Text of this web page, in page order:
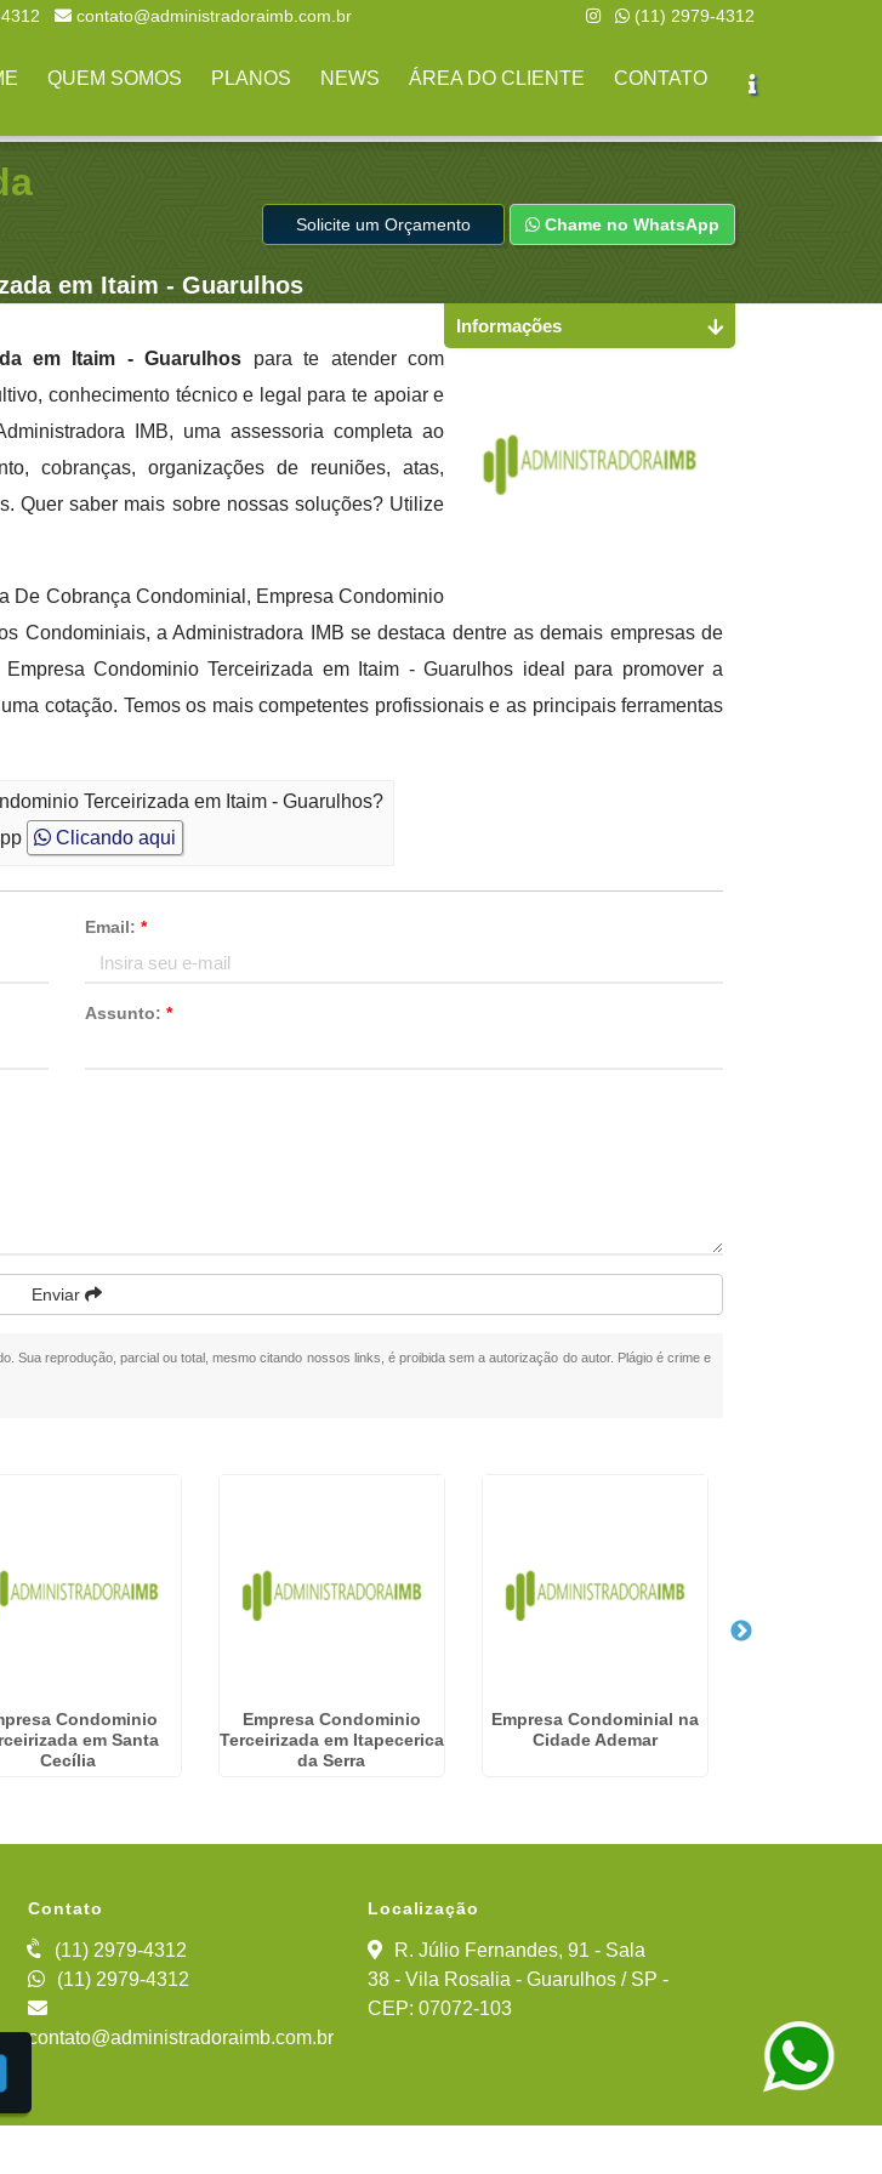
contato@administradoraimb.com.br (11) 2979-4312
QUEM SOMOS PLANOS NEWS ÁREA DO CLIENTE CONTATO
em Itaim - Guarulhos
Solicite um Orçamento Chame no WhatsApp
em Itaim - Guarulhos para te atender com
conhecimento técnico e legal para te apoiar e
IMB, uma assessoria completa ao
cobranças, organizações de reuniões, atas,
Quer saber mais sobre nossas soluções? Utilize
De Cobrança Condominial, Empresa Condominio
Condominiais, a Administradora IMB se destaca dentre as demais empresas de
Condominio Terceirizada em Itaim - Guarulhos ideal para promover a
cotação. Temos os mais competentes profissionais e as principais ferramentas
Terceirizada em Itaim - Guarulhos?
Clicando aqui
Email: *
Assunto: *
Enviar
Sua reprodução, parcial ou total, mesmo citando nossos links, é proibida sem a autorização do autor. Plágio é crime e
Informações
Condominio
em Santa
Cecília
Empresa Condominio
Terceirizada em Itapecerica
da Serra
Empresa Condominial na
Cidade Ademar
Contato
(11) 2979-4312
(11) 2979-4312
contato@administradoraimb.com.br
Localização
R. Júlio Fernandes, 91 - Sala
38 - Vila Rosalia - Guarulhos / SP -
CEP: 07072-103